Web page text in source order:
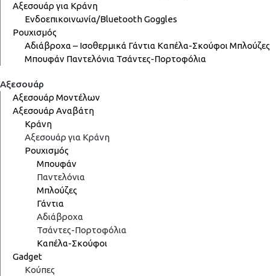
Αξεσουάρ για Κράνη
Ενδοεπικοινωνία/BluetoothGoggles
Ρουχισμός
Αδιάβροχα – Ισοθερμικά Γάντια Καπέλα-Σκούφοι Μπλούζες
Μπουφάν Παντελόνια Τσάντες-Πορτοφόλια
Αξεσουάρ
Αξεσουάρ Μοντέλων
Αξεσουάρ Αναβάτη
Κράνη
Αξεσουάρ για Κράνη
Ρουχισμός
Μπουφάν
Παντελόνια
Μπλούζες
Γάντια
Αδιάβροχα
Τσάντες-Πορτοφόλια
Καπέλα-Σκούφοι
Gadget
Κούπες